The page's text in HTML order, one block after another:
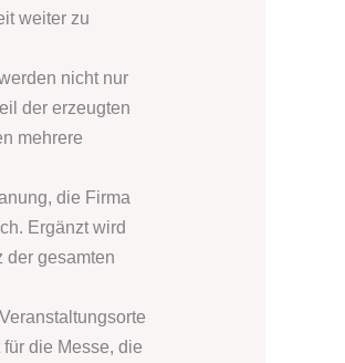
weiter zu
nicht nur
der erzeugten
mehrere
die Firma
Ergänzt wird
der gesamten
die Messe, die